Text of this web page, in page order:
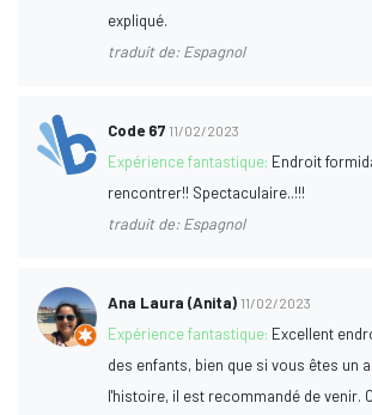
expliqué.
traduit de: Espagnol
Code 67 11/02/2023
Expérience fantastique: Endroit
rencontrer!! Spectaculaire..!!!
traduit de: Espagnol
Ana Laura (Anita) 11/02/2023
Expérience fantastique: Excellent
des enfants, bien que si vous êtes un
l'histoire, il est recommandé de venir.